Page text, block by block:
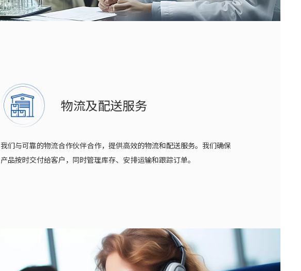
物流及配送服务
我们与可靠的物流合作伙伴合作，提供高效的物流和配送服务。我们确保
产品按时交付给客户，同时管理库存、安排运输和跟踪订单。